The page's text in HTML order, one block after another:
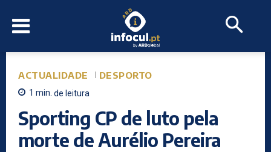
ACTUALIDADE DESPORTO
1 min. de leitura
Sporting CP de luto pela
morte de Aurélio Pereira